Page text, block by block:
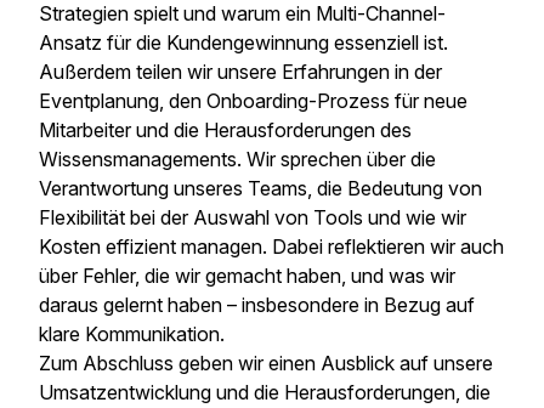
Strategien spielt und warum ein Multi-Channel-
Ansatz für die Kundengewinnung essenziell ist.
Außerdem teilen wir unsere Erfahrungen in der
Eventplanung, den Onboarding-Prozess für neue
Mitarbeiter und die Herausforderungen des
Wissensmanagements. Wir sprechen über die
Verantwortung unseres Teams, die Bedeutung von
Flexibilität bei der Auswahl von Tools und wie wir
Kosten effizient managen. Dabei reflektieren wir auch
über Fehler, die wir gemacht haben, und was wir
daraus gelernt haben – insbesondere in Bezug auf
klare Kommunikation.
Zum Abschluss geben wir einen Ausblick auf unsere
Umsatzentwicklung und die Herausforderungen, die